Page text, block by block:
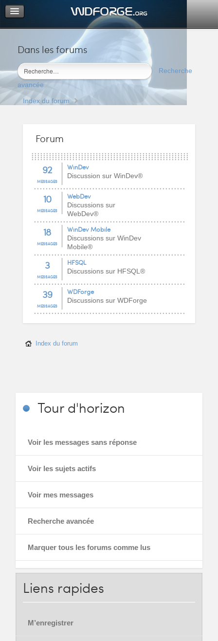
Dans les forums
Recherche
avancée
Portail
Index du forum
M’enregistrer
Connexion
Index du forum
Forum
92
MESSAGES
WinDev
Discussion sur WinDev®
10
MESSAGES
WebDev
Discussions sur
WebDev®
18
MESSAGES
WinDev Mobile
Discussions sur WinDev
Mobile®
3
MESSAGES
HFSQL
Discussions sur HFSQL®
39
MESSAGES
WDForge
Discussions sur WDForge
Index du forum
Tourd'horizon
Voir les messages sans réponse
Voir les sujets actifs
Voir mes messages
Recherche avancée
Marquer tous les forums comme lus
Liens rapides
M’enregistrer